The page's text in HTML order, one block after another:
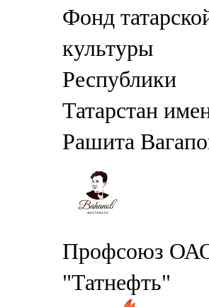
Фонд
культуры
Республики
Татарстан
Рашита
Профсоюз
"Татнефть"